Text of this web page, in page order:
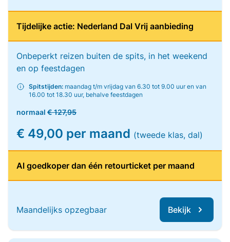
Tijdelijke actie: Nederland Dal Vrij aanbieding
Onbeperkt reizen buiten de spits, in het weekend
en op feestdagen
Spitstijden: maandag t/m vrijdag van 6.30 tot 9.00 uur en van
16.00 tot 18.30 uur, behalve feestdagen
normaal € 127,95
€ 49,00 per maand (tweede klas, dal)
Al goedkoper dan één retourticket per maand
Maandelijks opzegbaar Bekijk